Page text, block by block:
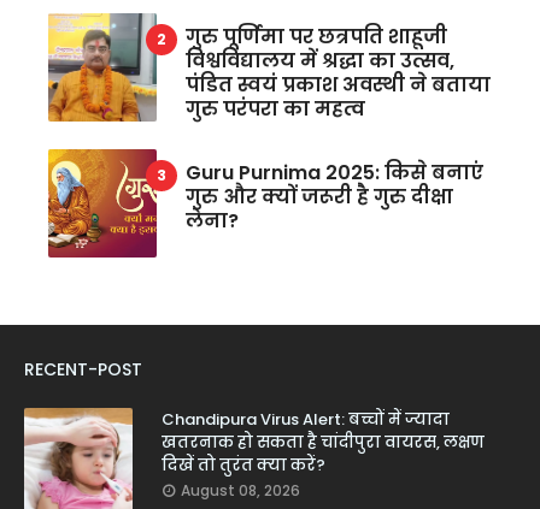
गुरु पूर्णिमा पर छत्रपति शाहूजी
विश्वविद्यालय में श्रद्धा का उत्सव,
पंडित स्वयं प्रकाश अवस्थी ने बताया
गुरु परंपरा का महत्व
Guru Purnima 2025: किसे बनाएं
गुरु और क्यों जरूरी है गुरु दीक्षा
लेना?
RECENT-POST
Chandipura Virus Alert: बच्चों में ज्यादा
खतरनाक हो सकता है चांदीपुरा वायरस, लक्षण
दिखें तो तुरंत क्या करें?
August 08, 2026